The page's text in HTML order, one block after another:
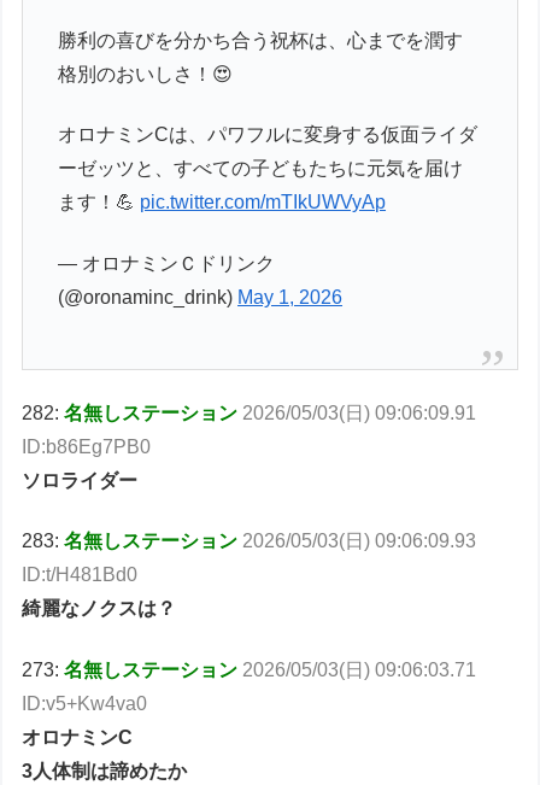
勝利の喜びを分かち合う祝杯は、心までを潤す
格別のおいしさ！😍
オロナミンCは、パワフルに変身する仮面ライダ
ーゼッツと、すべての子どもたちに元気を届け
ます！💪 pic.twitter.com/mTIkUWVyAp
— オロナミンＣドリンク
(@oronaminc_drink) May 1, 2026
282:名無しステーション 2026/05/03(日) 09:06:09.91
ID:b86Eg7PB0
ソロライダー
283:名無しステーション 2026/05/03(日) 09:06:09.93
ID:t/H481Bd0
綺麗なノクスは？
273:名無しステーション 2026/05/03(日) 09:06:03.71
ID:v5+Kw4va0
オロナミンC
3人体制は諦めたか